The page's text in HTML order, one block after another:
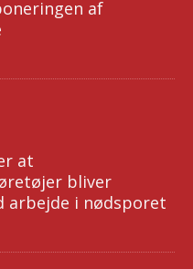
af
at
bliver
arbejde i nødsporet